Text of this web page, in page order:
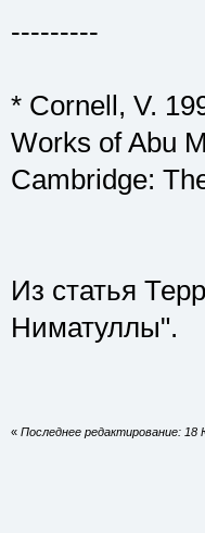
---------
* Cornell, V.
Works of Abu
Cambridge:
Из статья
Ниматуллы".
« Последнее редактирование: